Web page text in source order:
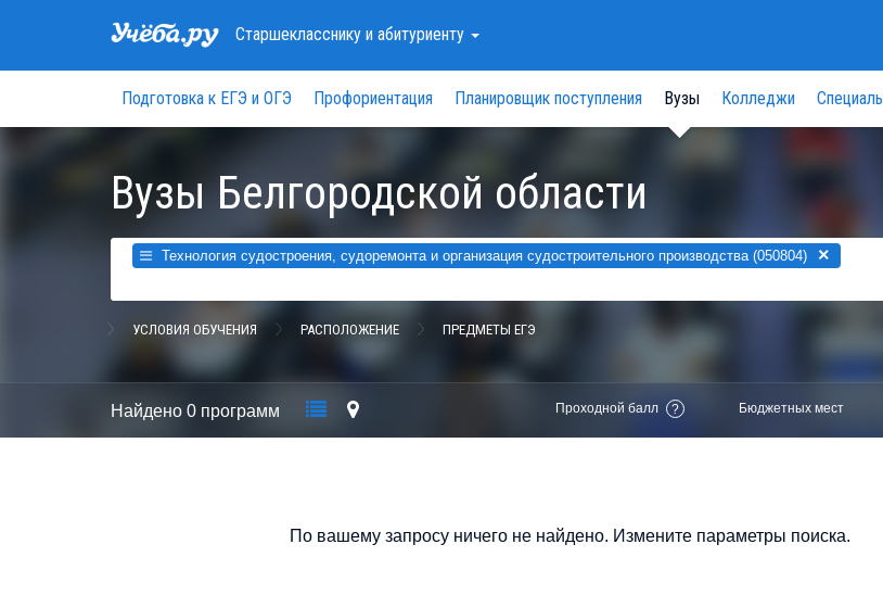
Старшеклассникуи абитуриенту
Подготовка к ЕГЭ и ОГЭ Профориентация Планировщик поступления Вузы Колледжи
Вузы Белгородской области
Технология судостроения, судоремонта и организация судостроительного производства (050804) ×
УСЛОВИЯ ОБУЧЕНИЯ РАСПОЛОЖЕНИЕ ПРЕДМЕТЫ ЕГЭ
Найдено 0 программ Проходной балл ? Бюджетных мест
По вашему запросу ничего не найдено. Измените параметры поиска.